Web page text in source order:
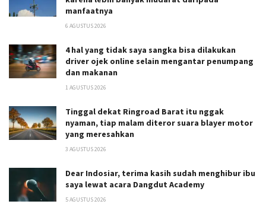
manfaatnya
6 AGUSTUS 2026
4 hal yang tidak saya sangka bisa dilakukan
driver ojek online selain mengantar penumpang
dan makanan
1 AGUSTUS 2026
Tinggal dekat Ringroad Barat itu nggak
nyaman, tiap malam diteror suara blayer motor
yang meresahkan
3 AGUSTUS 2026
Dear Indosiar, terima kasih sudah menghibur ibu
saya lewat acara Dangdut Academy
5 AGUSTUS 2026